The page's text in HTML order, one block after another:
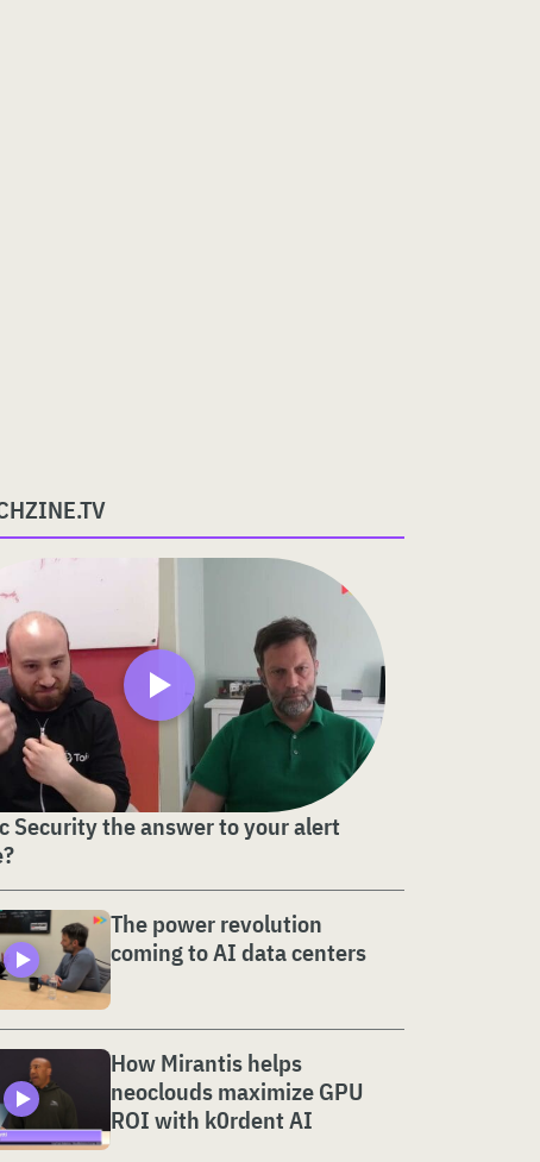
Security the answer to your alert
The power revolution
coming to AI data centers
How Mirantis helps
neoclouds maximize GPU
ROI with k0rdent AI